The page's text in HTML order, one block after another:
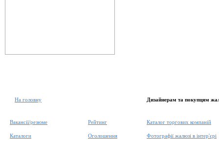
На головну
Вакансії/резюме
Каталоги
Рейтинг
Оголошення
Дизайнерам та покупцям
Каталог торгових компаній
Фотографії жалюзі в інтер'єрі